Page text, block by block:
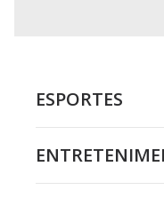
ESPORTES